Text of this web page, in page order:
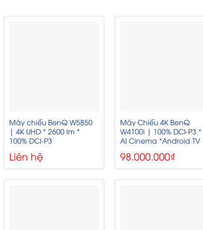
Máy chiếu BenQ W5850
| 4K UHD * 2600 lm *
100% DCI-P3
Liên hệ
Máy Chiếu 4K BenQ
W4100i | 100% DCI-P3 *
AI Cinema *Android TV
98.000.000₫